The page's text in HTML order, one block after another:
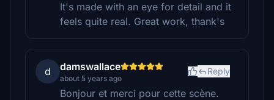
It's made with an eye for detail and it
feels quite real. Great work, thank's
d damswallace
about 5 years ago
Reply
Bonjour et merci pour cette scène.